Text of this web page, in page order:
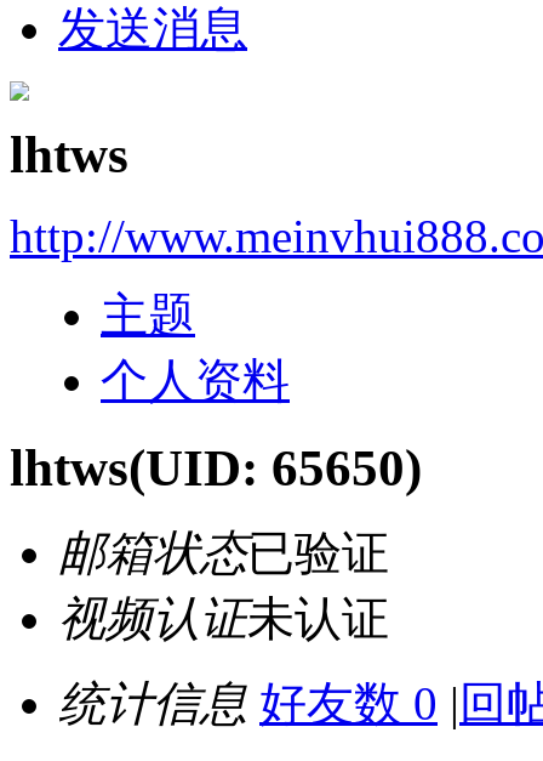
发送消息
lhtws
http://
主题
个人资料
lhtws(UID: 65650)
邮箱状态已验证
视频认证未认证
统计信息 好友数 0 | 回